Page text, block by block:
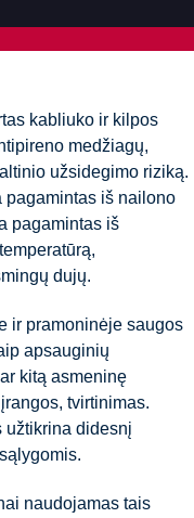
kabliuko ir kilpos
medžiagų,
užsidegimo riziką.
pagamintas iš nailono
pagamintas iš
dujų.
ir pramoninėje saugos
apsauginių
kitą asmeninę
tvirtinimas.
užtikrina didesnį
naudojamas tais